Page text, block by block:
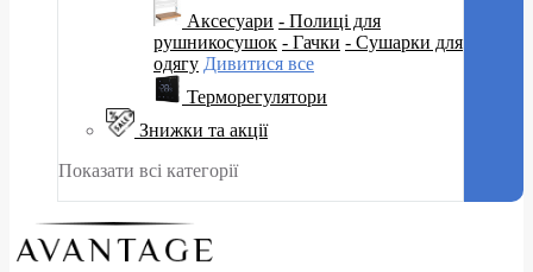
Аксесуари - Полиці для
рушникосушок - Гачки - Сушарки для
одягу Дивитися все
Терморегулятори
Знижки та акції
Показати всі категорії